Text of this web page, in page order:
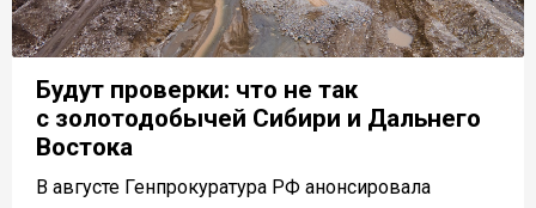
Будут проверки: что не так
с золотодобычей Сибири и Дальнего
Востока
В августе Генпрокуратура РФ анонсировала